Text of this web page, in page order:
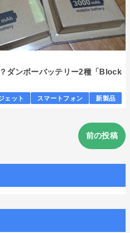
ダンボーバッテリー2種「Block
ェット スマートフォン 新製品
前の投稿